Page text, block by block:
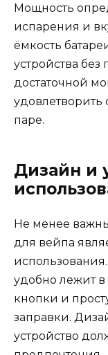
Мощность
испарения и
ёмкость
устройства
достаточной
удовлетворить
паре.
Дизайн и
Не менее
для вейпа
удобно лежит
кнопки и
заправки.
устройство